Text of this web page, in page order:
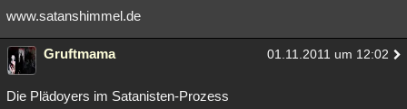
www.satanshimmel.de
Gruftmama 01.11.2011 um 12:02
Die Plädoyers im Satanisten-Prozess